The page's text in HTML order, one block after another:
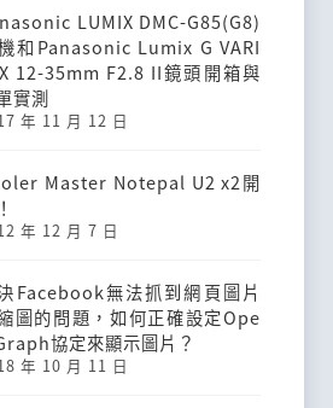
LUMIX DMC-G85(G8)
和Panasonic Lumix G VARI
12-35mm F2.8 II鏡頭開箱與
實測
年 11 月 12 日
Master Notepal U2 x2開
年 12 月 7 日
Facebook無法抓到網頁圖片
圖的問題，如何正確設定Ope
協定來顯示圖片？
年 10 月 11 日